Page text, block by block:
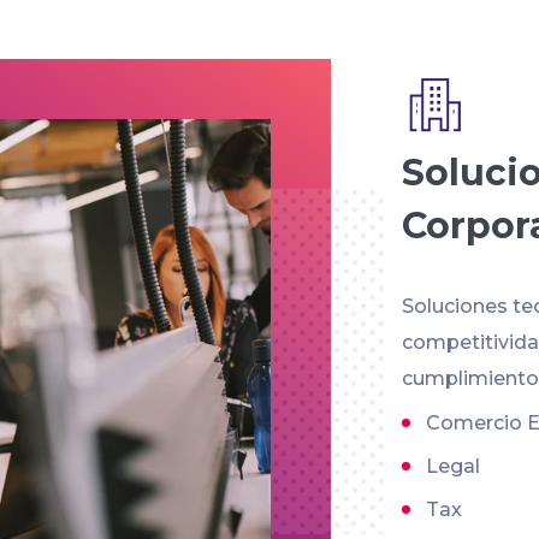
Soluciones
Comercio
Legal
Tax